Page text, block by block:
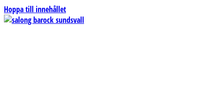
Hoppa till innehållet